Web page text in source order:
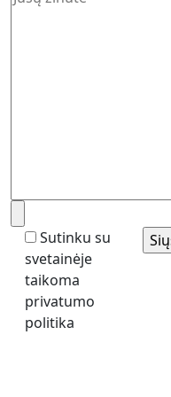
Sutinku su
svetainėje
taikoma
privatumo
politika